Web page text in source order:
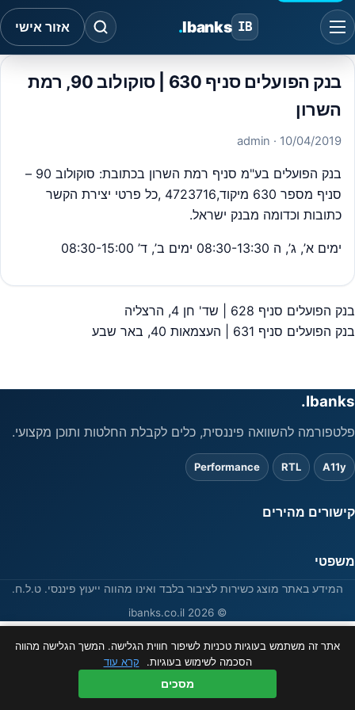
IB
Ibanks
. אזור אישי
בנק הפועלים סניף 630 | סוקולוב 90, רמת
השרון
10/04/2019
· admin
בנק הפועלים בע"מ סניף רמת השרון בכתובת: סוקולוב 90 –
סניף מספר 630 מיקוד,4723716 ,כל פרטי יצירת הקשר
כתובות וכדומה מבנק ישראל.
ימים א’, ג’, ה 08:30-13:30 ימים ב’, ד’ 08:30-15:00
ניווט
בנק הפועלים סניף 628 | שד' חן 4, הרצליה
בנק הפועלים סניף 631 | העצמאות 40, באר שבע
Ibanks.
פלטפורמה להשוואה פיננסית, כלים לקבלת החלטות ותוכן מקצועי.
A11y
RTL
Performance
קישורים מהירים
משפטי
המידע באתר מוצג כשירות לציבור בלבד ואינו מהווה ייעוץ פיננסי. ט.ל.ח.
© 2026 ibanks.co.il
אתר זה משתמש בעוגיות טכניות לשיפור חווית הגלישה. המשך הגלישה מהווה
הסכמה לשימוש בעוגיות.
קרא עוד
מסכים